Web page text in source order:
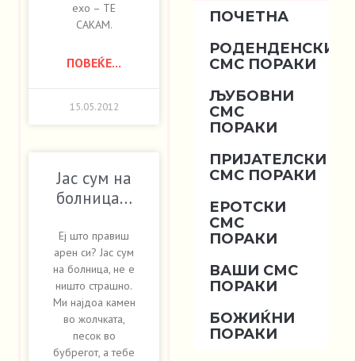
ехо – ТЕ
САКАМ.
ПОВЕЌЕ...
15.05.2012
Јас сум на
болница…
Еј што правиш
арен си? Јас сум
на болница, не е
ништо страшно.
Ми најдоа камен
во жолчката,
песок во
бубрегот, а тебе
ПОЧЕТНА
РОДЕНДЕНСКИ
СМС ПОРАКИ
ЉУБОВНИ
СМС
ПОРАКИ
ПРИЈАТЕЛСКИ
СМС ПОРАКИ
ЕРОТСКИ
СМС
ПОРАКИ
ВАШИ СМС
ПОРАКИ
БОЖИЌНИ
ПОРАКИ